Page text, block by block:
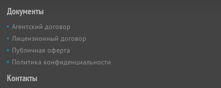
Документы
Агентский договор
Лицензионный договор
Публичная оферта
Политика конфиденциальности
Контакты